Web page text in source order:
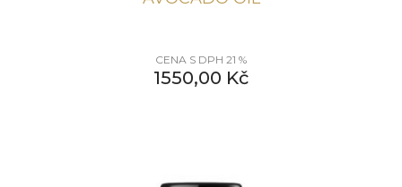
CENA S DPH 21 %
1550,00 Kč